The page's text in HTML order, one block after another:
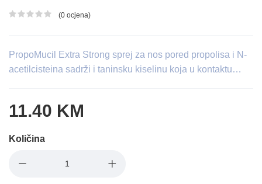
Ocjena proizvoda
(0 ocjena)
PropoMucil Extra Strong sprej za nos pored propolisa i N-
acetilcisteina sadrži i taninsku kiselinu koja u kontaktu…
11.40 KM
Količina